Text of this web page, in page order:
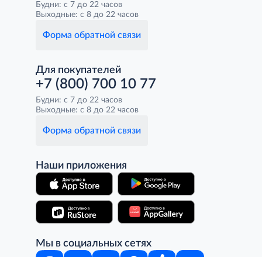
Будни: с 7 до 22 часов
Выходные: с 8 до 22 часов
Форма обратной связи
Для покупателей
+7 (800) 700 10 77
Будни: с 7 до 22 часов
Выходные: с 8 до 22 часов
Форма обратной связи
Наши приложения
Мы в социальных сетях